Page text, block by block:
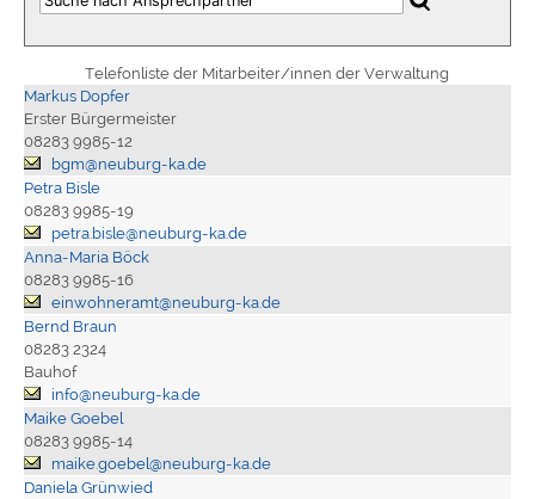
Telefonliste der Mitarbeiter/innen der Verwaltung
Markus Dopfer
Erster Bürgermeister
08283 9985-12
bgm@neuburg-ka.de
Petra Bisle
08283 9985-19
petra.bisle@neuburg-ka.de
Anna-Maria Böck
08283 9985-16
einwohneramt@neuburg-ka.de
Bernd Braun
08283 2324
Bauhof
info@neuburg-ka.de
Maike Goebel
08283 9985-14
maike.goebel@neuburg-ka.de
Daniela Grünwied